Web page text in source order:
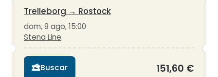
Trelleborg → Rostock
dom, 9 ago, 15:00
Stena Line
Buscar 151,60 €